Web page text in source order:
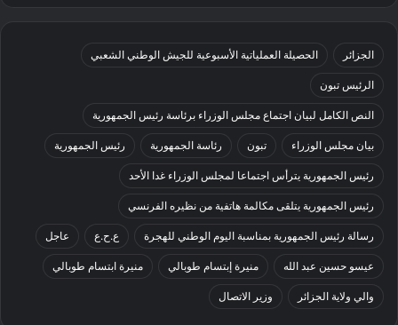
الجزائر الحصيلة العملياتية الأسبوعية للجيش الوطني الشعبي
الرئيس تبون
النص الكامل لبيان اجتماع مجلس الوزراء برئاسة رئيس الجمهورية
بيان مجلس الوزراء تبون رئاسة الجمهورية رئيس الجمهورية
رئيس الجمهورية يترأس اجتماعا لمجلس الوزراء غدا الأحد
رئيس الجمهورية يتلقى مكالمة هاتفية من نظيره الفرنسي
رسالة رئيس الجمهورية بمناسبة اليوم الوطني للهجرة ع.ح.ع عاجل
عيسو حسين عبد الله منيرة إبتسام طوبالي منيرة ابتسام طوبالي
والي ولاية الجزائر وزير الاتصال